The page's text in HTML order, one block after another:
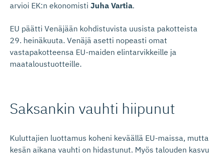
arvioi EK:n ekonomisti Juha Vartia.
EU päätti Venäjään kohdistuvista uusista pakotteista
29. heinäkuuta. Venäjä asetti nopeasti omat
vastapakotteensa EU-maiden elintarvikkeille ja
maataloustuotteille.
Saksankin vauhti hiipunut
Kuluttajien luottamus koheni keväällä EU-maissa, mutta
kesän aikana vauhti on hidastunut. Myös talouden kasvu